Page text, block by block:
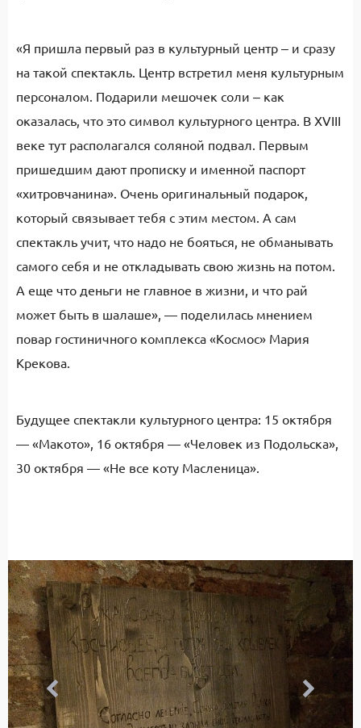
«Я пришла первый раз в культурный центр ‒ и сразу
на такой спектакль. Центр встретил меня культурным
персоналом. Подарили мешочек соли ‒ как
оказалась, что это символ культурного центра. В XVIII
веке тут располагался соляной подвал. Первым
пришедшим дают прописку и именной паспорт
«хитровчанина». Очень оригинальный подарок,
который связывает тебя с этим местом. А сам
спектакль учит, что надо не бояться, не обманывать
самого себя и не откладывать свою жизнь на потом.
А еще что деньги не главное в жизни, и что рай
может быть в шалаше», — поделилась мнением
повар гостиничного комплекса «Космос» Мария
Крекова.
Будущее спектакли культурного центра: 15 октября
— «Макото», 16 октября — «Человек из Подольска»,
30 октября — «Не все коту Масленица».